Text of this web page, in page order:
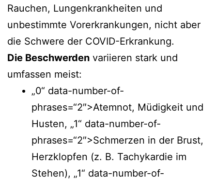
Rauchen, Lungenkrankheiten und
unbestimmte Vorerkrankungen, nicht aber
die Schwere der COVID-Erkrankung.
Die Beschwerden variieren stark und
umfassen meist:
„0“ data-number-of-
phrases=“2″>Atemnot, Müdigkeit und
Husten, „1“ data-number-of-
phrases=“2″>Schmerzen in der Brust,
Herzklopfen (z. B. Tachykardie im
Stehen), „1“ data-number-of-